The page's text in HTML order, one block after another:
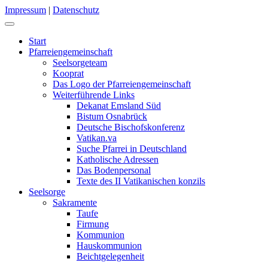
Impressum | Datenschutz
Start
Pfarreiengemeinschaft
Seelsorgeteam
Kooprat
Das Logo der Pfarreiengemeinschaft
Weiterführende Links
Dekanat Emsland Süd
Bistum Osnabrück
Deutsche Bischofskonferenz
Vatikan.va
Suche Pfarrei in Deutschland
Katholische Adressen
Das Bodenpersonal
Texte des II Vatikanischen konzils
Seelsorge
Sakramente
Taufe
Firmung
Kommunion
Hauskommunion
Beichtgelegenheit